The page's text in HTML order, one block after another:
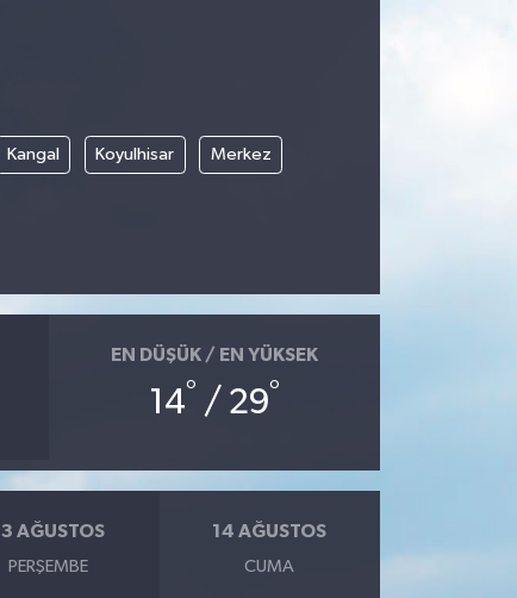
Kangal Koyulhisar Merkez
EN DÜŞÜK / EN YÜKSEK
14° / 29°
AĞUSTOS
PERŞEMBE
14 AĞUSTOS
CUMA